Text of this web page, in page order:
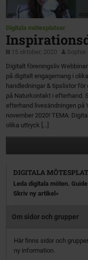
Digitala mötesplatser
15 oktober, 2020
Sophie
Digitalt föreningsliv
på digitalt engagemang i
handledningar & tipslistor
på Naturkontakt i efterhand.
efterhand livesändningen på
november 2020! TEMA:
olika uttryck […]
DIGITALA
Leda digitala möten.
Skriv ny artikel
Om sidor och grupper
Här finns sidor och
ny information.